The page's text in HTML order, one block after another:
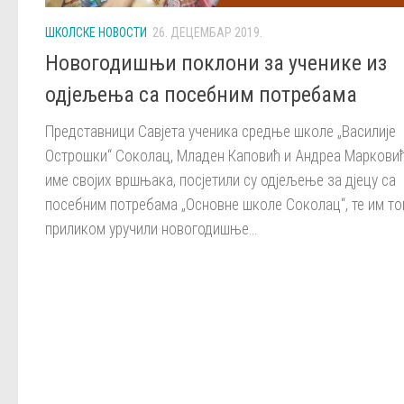
ШКОЛСКЕ НОВОСТИ 26. ДЕЦЕМБАР 2019.
Новогодишњи поклони за ученике из
одјељења са посебним потребама
Представници Савјета ученика средње школе „Василије
Острошки“ Соколац, Младен Каповић и Андреа
име својих вршњака, посјетили су одјељење за дјецу са
посебним потребама „Основне школе Соколац“, те им
приликом уручили новогодишње...